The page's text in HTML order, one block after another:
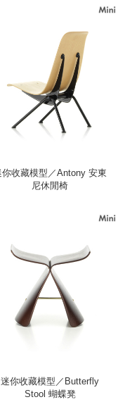
你收藏模型／Antony 安東
尼休閒椅
迷你收藏模型／Butterfly
Stool 蝴蝶凳